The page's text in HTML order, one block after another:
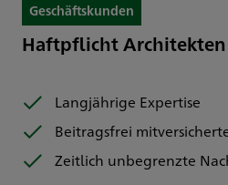
Geschäftskunden
Haftpflicht
Langjährige Expertise
Beitragsfrei
Zeitlich unbegrenzte